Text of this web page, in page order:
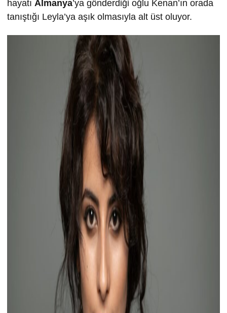
hayatı Almanya’ya gönderdiği oğlu Kenan’ın orada
tanıştığı Leyla’ya aşık olmasıyla alt üst oluyor.